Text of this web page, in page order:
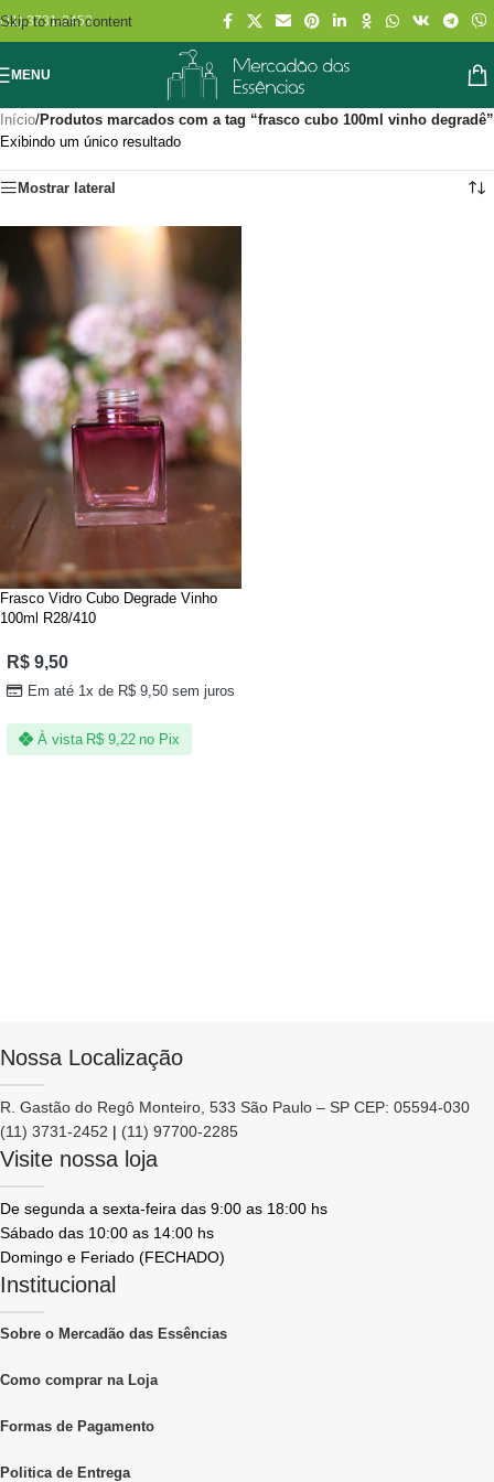
Skip to main content
(11) 3731-2452
MENU
Início/Produtos marcados com a tag “frasco cubo 100ml vinho degradê”
Exibindo um único resultado
Mostrar lateral
Frasco Vidro Cubo Degrade Vinho
100ml R28/410
R$ 9,50
Em até 1x de R$9,50sem juros
À vista R$9,22 no Pix
Nossa Localização
R. Gastão do Regô Monteiro, 533 São Paulo – SP CEP: 05594-030
(11) 3731-2452 | (11) 97700-2285
Visite nossa loja
De segunda a sexta-feira das 9:00 as 18:00 hs
Sábado das 10:00 as 14:00 hs
Domingo e Feriado (FECHADO)
Institucional
Sobre o Mercadão das Essências
Como comprar na Loja
Formas de Pagamento
Politica de Entrega